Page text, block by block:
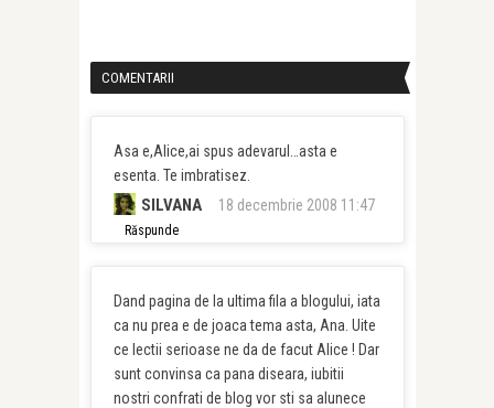
COMENTARII
Asa e,Alice,ai spus adevarul…asta e
esenta. Te imbratisez.
SILVANA 18 decembrie 2008 11:47
Răspunde
Dand pagina de la ultima fila a blogului, iata
ca nu prea e de joaca tema asta, Ana. Uite
ce lectii serioase ne da de facut Alice ! Dar
sunt convinsa ca pana diseara, iubitii
nostri confrati de blog vor sti sa alunece